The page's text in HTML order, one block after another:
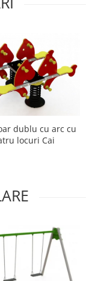
dublu cu arc cu
locuri Cai